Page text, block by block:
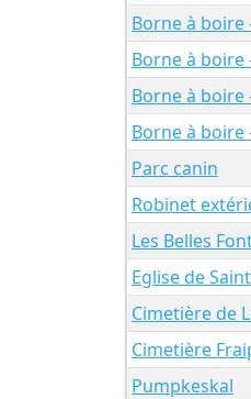
Borne à boire
Borne à boire
Borne à boire
Borne à boire
Parc canin
Robinet
Les Belles
Eglise de
Cimetière de
Cimetière
Pumpkeskal